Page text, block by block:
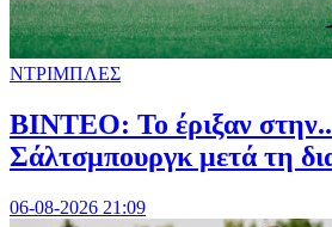
ΝΤΡΙΜΠΛΕΣ
ΒΙΝΤΕΟ: Το έριξαν
Σάλτσμπουργκ μετά τη
06-08-2026 21:09